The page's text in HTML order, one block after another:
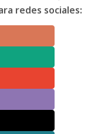
redes sociales: